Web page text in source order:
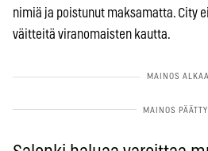
nimiä ja poistunut maksamatta. City
väitteitä viranomaisten kautta.